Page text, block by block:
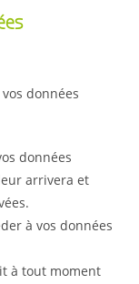
données
données
arrivera et
à vos données
à tout moment